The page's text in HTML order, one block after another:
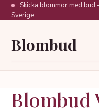
Hoppa
till
Skicka blommor med bud
Sverige
Blombud
Blombud